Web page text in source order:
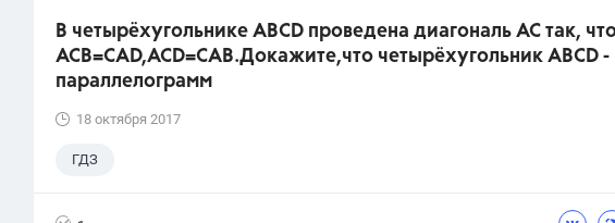
В четырёхугольнике ABCD проведена диагональ AC так,
ACB=CAD,ACD=CAB.Докажите,что четырёхугольник ABCD -
параллелограмм
18 октября 2017
ГДЗ